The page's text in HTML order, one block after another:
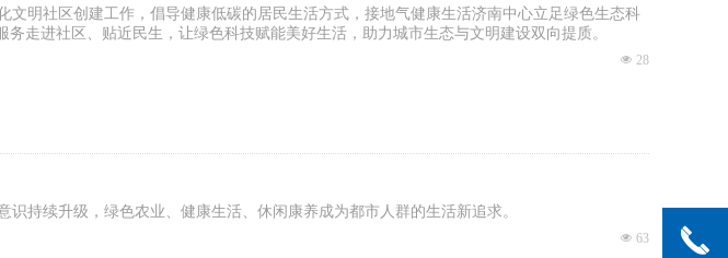
明社区创建工作，倡导健康低碳的居民生活方式，接地气健康生活济南中心立足绿色生态科
走进社区、贴近民生，让绿色科技赋能美好生活，助力城市生态与文明建设双向提质。
넶 28
持续升级，绿色农业、健康生活、休闲康养成为都市人群的生活新追求。
넶 63 끅